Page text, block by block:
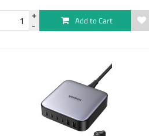
Add to Cart